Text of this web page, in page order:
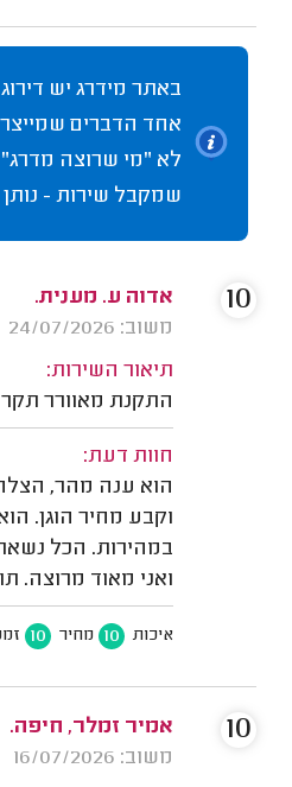
באתר מידרג יש
אחד הדברים
לא "מי שרוצה
שמקבל שירות - נותן
אדוה ע. מענית.
משוב: 24/07/2026
תיאור השירות:
התקנת מאוורר
חוות דעת:
הוא ענה מהר,
וקבע מחיר הוגן.
במהירות. הכל
ואני מאוד מרוצה.
איכות 10 מחיר 10
10
אמיר זמלר, חיפה.
משוב: 16/07/2026
10